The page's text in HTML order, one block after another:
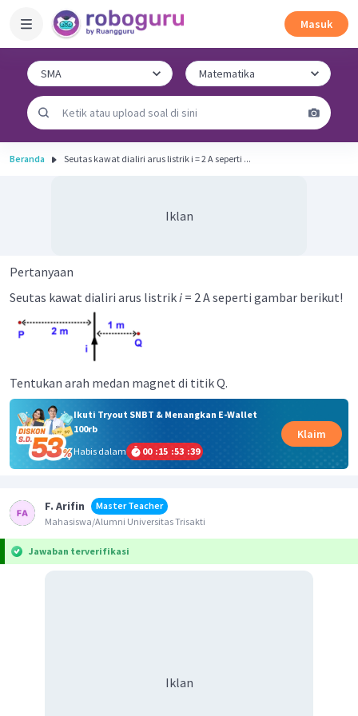
Masuk
Beranda Seutas kawat dialiri arus listrik i = 2 A seperti ...
Iklan
Pertanyaan
Seutas kawat dialiri arus listriki = 2 A seperti gambar berikut!
Tentukan arah medan magnet di titik Q.
Ikuti Tryout SNBT & Menangkan E-Wallet
100rb
Habis dalam
00 :15 :53 :38
Klaim
F. Arifin
Master Teacher
Mahasiswa/Alumni Universitas Trisakti
Jawaban terverifikasi
Iklan